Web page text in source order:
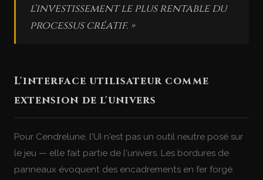
l'investissement le plus rentable du
processus créatif. »
L'interface utilisateur comme
extension de l'univers
Pour Cendrelune, l'UI n'est pas un outil neutre posé sur
le jeu — elle fait partie de l'univers. Les bordures de
panneaux évoquent des encadrements en fer forgé.